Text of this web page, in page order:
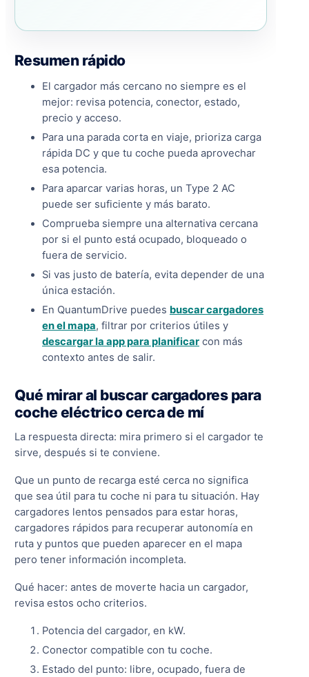
Resumen rápido
El cargador más cercano no siempre es el
mejor: revisa potencia, conector, estado,
precio y acceso.
Para una parada corta en viaje, prioriza carga
rápida DC y que tu coche pueda aprovechar
esa potencia.
Para aparcar varias horas, un Type 2 AC
puede ser suficiente y más barato.
Comprueba siempre una alternativa cercana
por si el punto está ocupado, bloqueado o
fuera de servicio.
Si vas justo de batería, evita depender de una
única estación.
En QuantumDrive puedes buscar cargadores
en el mapa, filtrar por criterios útiles y
descargar la app para planificar con más
contexto antes de salir.
Qué mirar al buscar cargadores para
coche eléctrico cerca de mí
La respuesta directa: mira primero si el cargador te
sirve, después si te conviene.
Que un punto de recarga esté cerca no significa
que sea útil para tu coche ni para tu situación. Hay
cargadores lentos pensados para estar horas,
cargadores rápidos para recuperar autonomía en
ruta y puntos que pueden aparecer en el mapa
pero tener información incompleta.
Qué hacer: antes de moverte hacia un cargador,
revisa estos ocho criterios.
Potencia del cargador, en kW.
Conector compatible con tu coche.
Estado del punto: libre, ocupado, fuera de